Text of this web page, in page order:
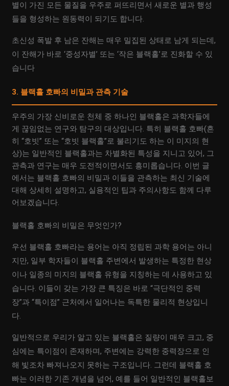
별이 가진 모든 물질을 우주로 퍼뜨리면서 새로운 별과 행성
들을 형성하는 원동력이 되기도 합니다.
초신성 폭발 후 남은 잔해는 매우 밀집된 상태로 남게 되는데,
이 잔해가 바로 ‘중성자별’ 또는 ‘작은 블랙홀’로 진화할 수 있
습니다
3. 블랙홀 호빠의 비밀과 관측 기술
우주의 가장 신비로운 천체 중 하나인 블랙홀은 과학자들에
게 끊임없는 연구와 탐구의 대상입니다. 특히 블랙홀 호빠(흔
히 “호빗” 또는 “호빗 블랙홀”로 불리기도 하는 이 미지의 현
상)는 일반적인 블랙홀과는 차별화된 특성을 지니고 있어, 그
관측과 연구는 매우 도전적이면서도 흥미롭습니다. 이번 글
에서는 블랙홀 호빠의 비밀과 이들을 관측하는 최신 기술에
대해 상세히 설명하고, 실용적인 팁과 주의사항도 함께 다루
어보겠습니다.
블랙홀 호빠의 비밀은 무엇인가?
우선 블랙홀 호빠라는 용어는 아직 정립된 과학 용어는 아니
지만, 일부 학자들이 블랙홀 주변에서 발생하는 특정한 현상
이나 일종의 미지의 블랙홀 유형을 지칭하는 데 사용하고 있
습니다. 이들이 갖는 가장 큰 특징은 바로 “극단적인 중력
장”과 “특이점” 근처에서 일어나는 독특한 물리적 현상입니
다.
일반적으로 우리가 알고 있는 블랙홀은 질량이 매우 크고, 중
심에는 특이점이 존재하며, 주변에는 강력한 중력장으로 인
해 빛조차 빠져나오지 못하는 구조입니다. 그런데 블랙홀 호
빠는 이러한 기존 개념을 넘어, 예를 들어 일반적인 블랙홀보